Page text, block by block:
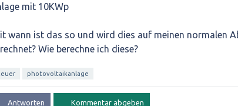
mit 10KWp
wann ist das so und wird dies auf meinen normalen
Wie berechne ich diese?
photovoltaikanlage